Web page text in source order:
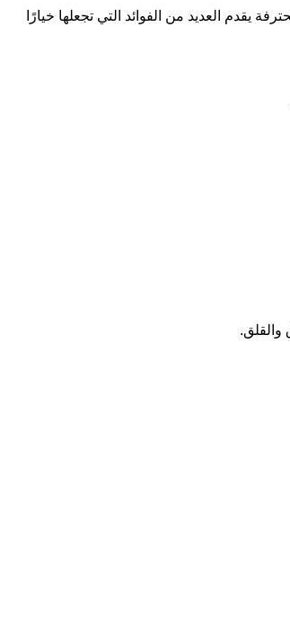
يقدم العديد من الفوائد التي تجعلها خيارًا
والقلق.